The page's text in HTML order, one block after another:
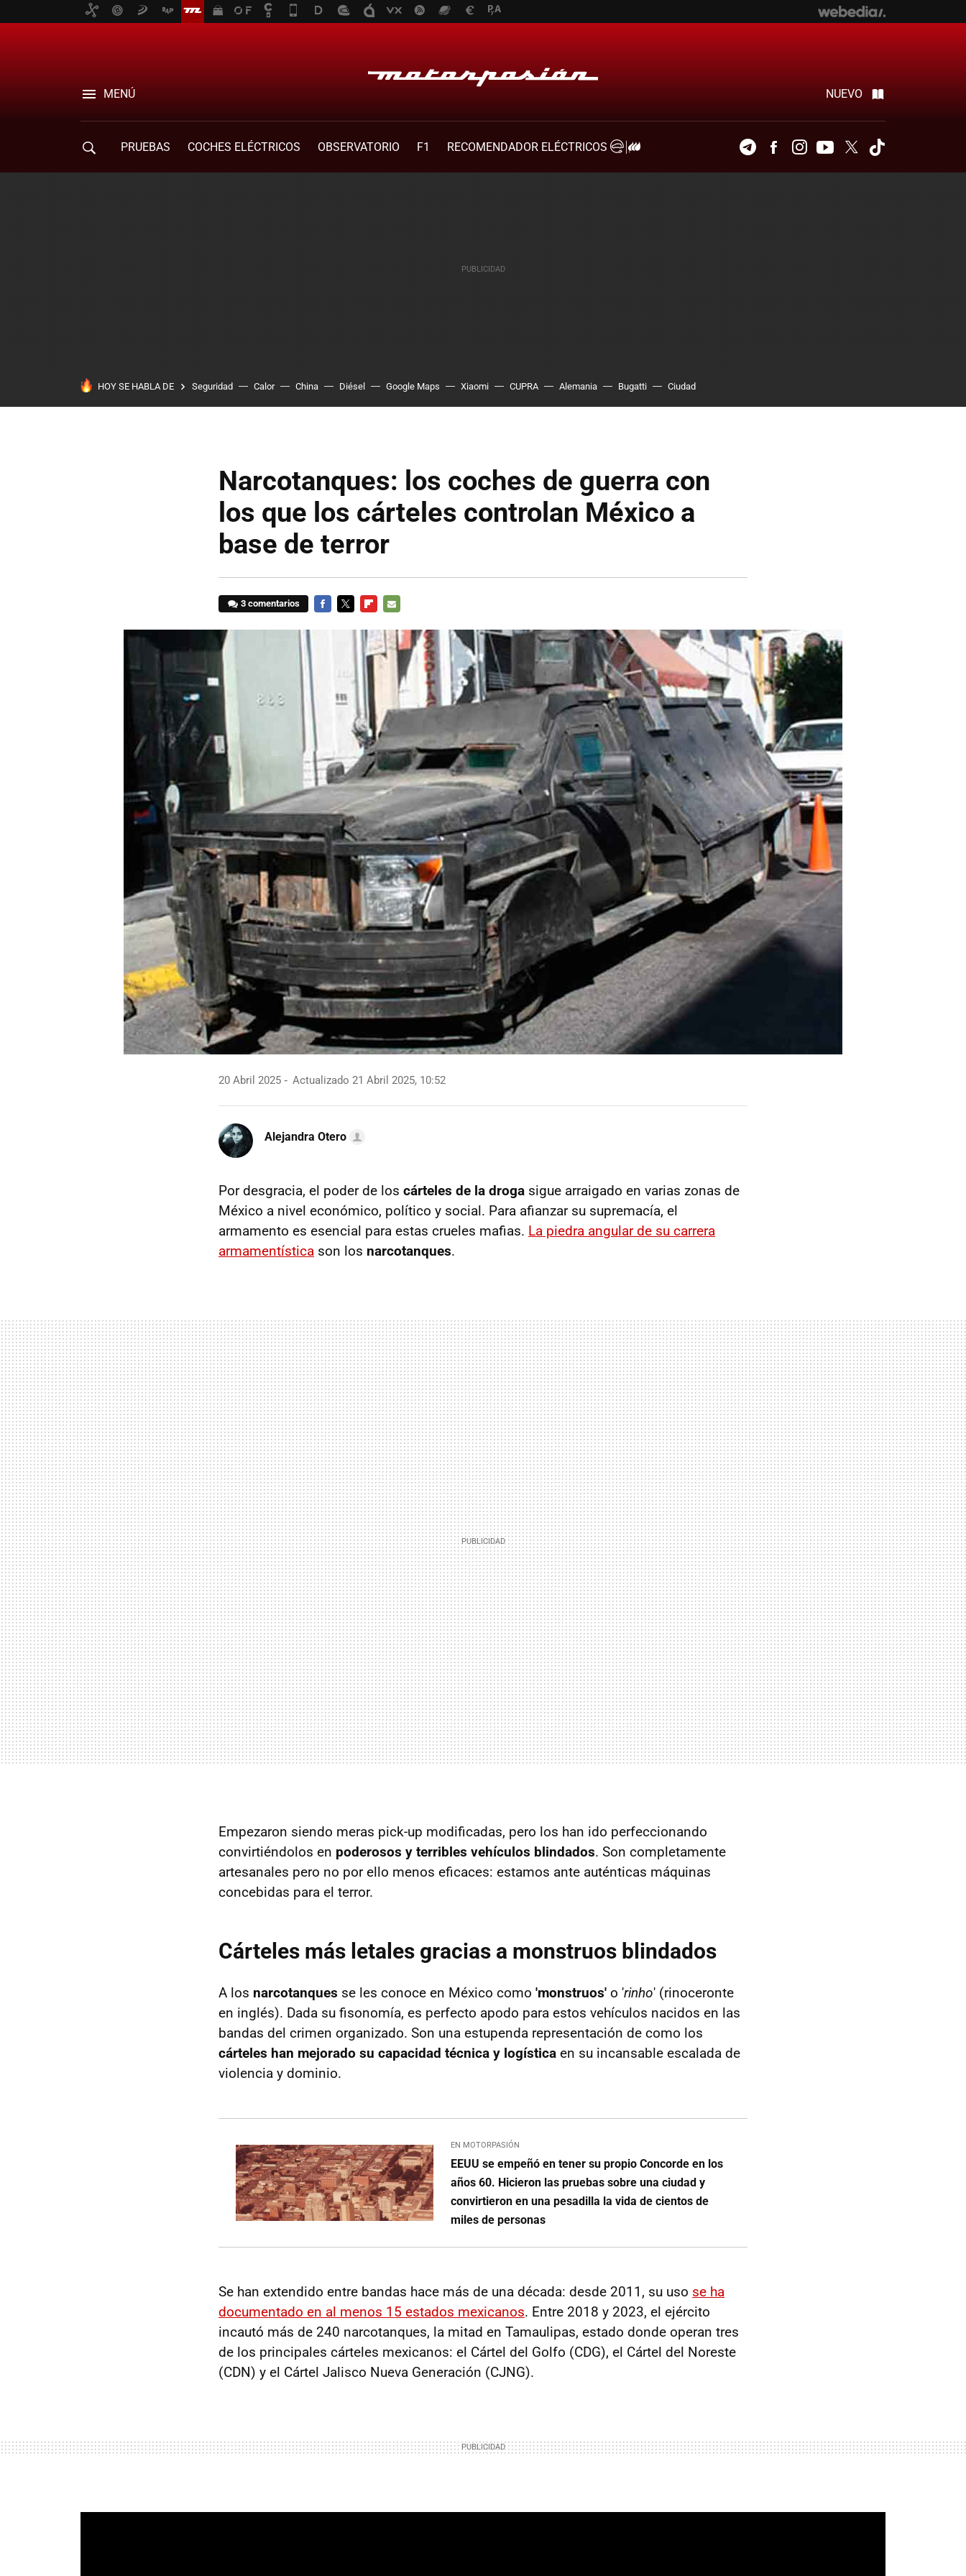
MENÚ NUEVO
PRUEBAS COCHES ELÉCTRICOS OBSERVATORIO F1
RECOMENDADOR ELÉCTRICOS
TelegramFacebookInstagramYoutubeTwitter
HOY SE HABLA DE Seguridad Calor China Diésel Google Maps Xiaomi CUPRA Alemania Bugatti Ciudad
Narcotanques: los coches de guerra con
los que los cárteles controlan México a
base de terror
3 comentarios
MAIL
20 Abril 2025 Actualizado 21 Abril 2025, 10:52
Alejandra Otero
Por desgracia, el poder de los cárteles de la droga sigue arraigado en varias zonas de
México a nivel económico, político y social. Para afianzar su supremacía, el
armamento es esencial para estas crueles mafias. La piedra angular de su carrera
armamentística son los narcotanques.
Empezaron siendo meras pick-up modificadas, pero los han ido perfeccionando
convirtiéndolos en poderosos y terribles vehículos blindados. Son completamente
artesanales pero no por ello menos eficaces: estamos ante auténticas máquinas
concebidas para el terror.
Cárteles más letales gracias a monstruos blindados
A los narcotanques se les conoce en México como 'monstruos' o 'rinho' (rinoceronte
en inglés). Dada su fisonomía, es perfecto apodo para estos vehículos nacidos en las
bandas del crimen organizado. Son una estupenda representación de como los
cárteles han mejorado su capacidad técnica y logística en su incansable escalada de
violencia y dominio.
EN MOTORPASIÓN
EEUU se empeñó en tener su propio Concorde en los
años 60. Hicieron las pruebas sobre una ciudad y
convirtieron en una pesadilla la vida de cientos de
miles de personas
Se han extendido entre bandas hace más de una década: desde 2011, su uso se ha
documentado en al menos 15 estados mexicanos. Entre 2018 y 2023, el ejército
incautó más de 240 narcotanques, la mitad en Tamaulipas, estado donde operan tres
de los principales cárteles mexicanos: el Cártel del Golfo (CDG), el Cártel del Noreste
(CDN) y el Cártel Jalisco Nueva Generación (CJNG).